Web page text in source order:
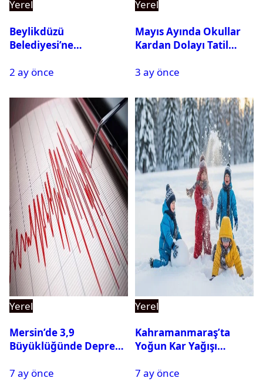
Yerel
Beylikdüzü
Belediyesi’ne
Gözaltına Alındı
2 ay önce
Yerel
Mayıs Ayında Okullar
Kardan Dolayı Tatil
3 ay önce
Yerel
Mersin’de 3,9
Büyüklüğünde Deprem
7 ay önce
Yerel
Kahramanmaraş’ta
Yoğun Kar Yağışı
Tatil
7 ay önce